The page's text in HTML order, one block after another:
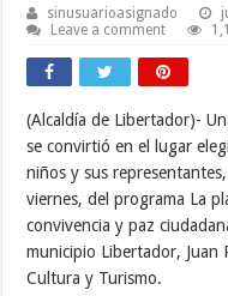
sinusuarioasignado
Leave a comment
(Alcaldía de Libertador)-
se convirtió en el lugar
niños y sus
viernes, del programa La
convivencia y paz
municipio Libertador, Juan
Cultura y Turismo.